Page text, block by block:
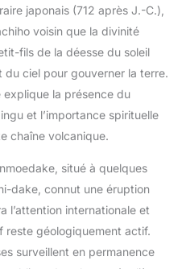
japonais (712 après J.-C.),
voisin que la divinité
fils de la déesse du soleil
du ciel pour gouverner la terre.
la présence du
et l’importance spirituelle
chaîne volcanique.
situé à quelques
dake, connut une éruption
l’attention internationale et
reste géologiquement actif.
surveillent en permanence